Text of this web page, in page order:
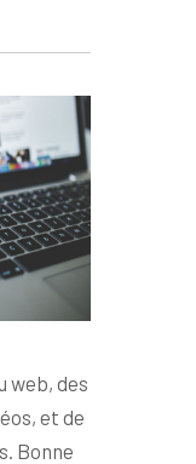
web, des
et de
Bonne